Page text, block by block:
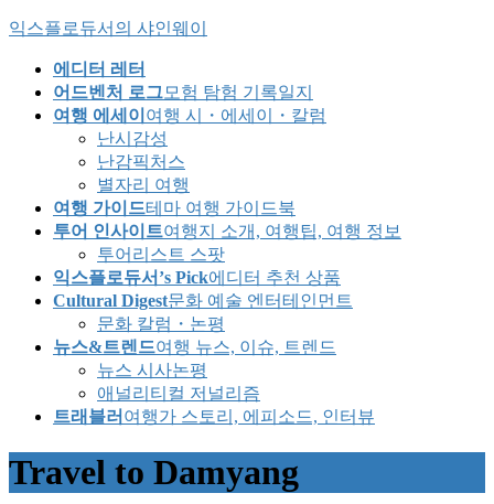
Skip
content
Skip
Navigation
익스플로듀서의 샤인웨이
에디터 레터
어드벤처 로그모험 탐험 기록일지
여행 에세이 여행 시・에세이・칼럼
난시감성
난감픽처스
별자리 여행
여행 가이드테마 여행 가이드북
투어 인사이트여행지 소개, 여행팁, 여행 정보
투어리스트 스팟
익스플로듀서’s Pick에디터 추천 상품
Cultural Digest문화 예술 엔터테인먼트
문화 칼럼・논평
뉴스&트렌드여행 뉴스, 이슈, 트렌드
뉴스 시사논평
애널리티컬 저널리즘
트래블러 여행가 스토리, 에피소드, 인터뷰
Travel to Damyang